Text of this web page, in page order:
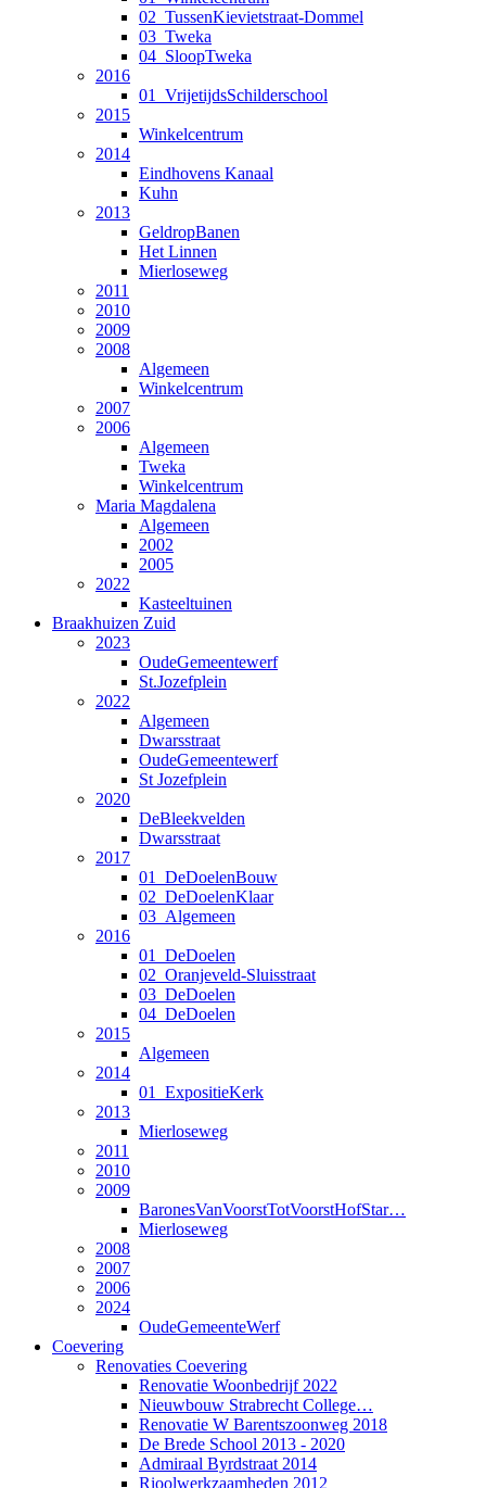
02_TussenKievietstraat-Dommel
03_Tweka
04_SloopTweka
2016
01_VrijetijdsSchilderschool
2015
Winkelcentrum
2014
Eindhovens Kanaal
Kuhn
2013
GeldropBanen
Het Linnen
Mierloseweg
2011
2010
2009
2008
Algemeen
Winkelcentrum
2007
2006
Algemeen
Tweka
Winkelcentrum
Maria Magdalena
Algemeen
2002
2005
2022
Kasteeltuinen
Braakhuizen Zuid
2023
OudeGemeentewerf
St.Jozefplein
2022
Algemeen
Dwarsstraat
OudeGemeentewerf
St Jozefplein
2020
DeBleekvelden
Dwarsstraat
2017
01_DeDoelenBouw
02_DeDoelenKlaar
03_Algemeen
2016
01_DeDoelen
02_Oranjeveld-Sluisstraat
03_DeDoelen
04_DeDoelen
2015
Algemeen
2014
01_ExpositieKerk
2013
Mierloseweg
2011
2010
2009
BaronesVanVoorstTotVoorstHofStar…
Mierloseweg
2008
2007
2006
2024
OudeGemeenteWerf
Coevering
Renovaties Coevering
Renovatie Woonbedrijf 2022
Nieuwbouw Strabrecht College…
Renovatie W Barentszoonweg 2018
De Brede School 2013 - 2020
Admiraal Byrdstraat 2014
Rioolwerkzaamheden 2012